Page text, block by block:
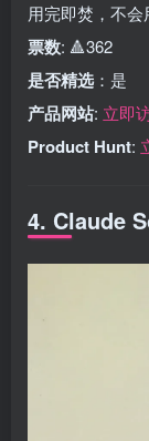
用完即焚，不会
票数: 🔺362
是否精选 ：是
产品网站: 立即
Product Hunt:
4. Claude